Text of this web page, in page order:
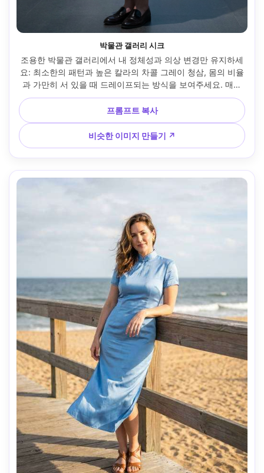
박물관 갤러리 시크
조용한 박물관 갤러리에서 내 정체성과 의상 변경만 유지하세
요: 최소한의 패턴과 높은 칼라의 차콜 그레이 청삼, 몸의 비율
과 가만히 서 있을 때 드레이프되는 방식을 보여주세요. 매끈
한 로퍼와 작은 크로스 바디 백과 매치하세요. 멋진 갤러리 조
명, 50mm 렌즈, 3/4 구성, 깔끔한 편집 등급, 사실적인 피부
질감, 프레임에 자연스럽게 드레이프된 의복 --ar 4:5
프롬프트 복사
비슷한 이미지 만들기 ↗